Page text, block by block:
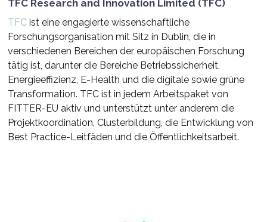
TFC Research and Innovation Limited (TFC)
TFCist eine engagierte wissenschaftliche
Forschungsorganisation mit Sitz in Dublin, die in
verschiedenen Bereichen der europäischen Forschung
tätig ist, darunter die Bereiche Betriebssicherheit,
Energieeffizienz, E-Health und die digitale sowie grüne
Transformation. TFC ist in jedem Arbeitspaket von
FITTER-EU aktiv und unterstützt unter anderem die
Projektkoordination, Clusterbildung, die Entwicklung von
Best Practice-Leitfäden und die Öffentlichkeitsarbeit.